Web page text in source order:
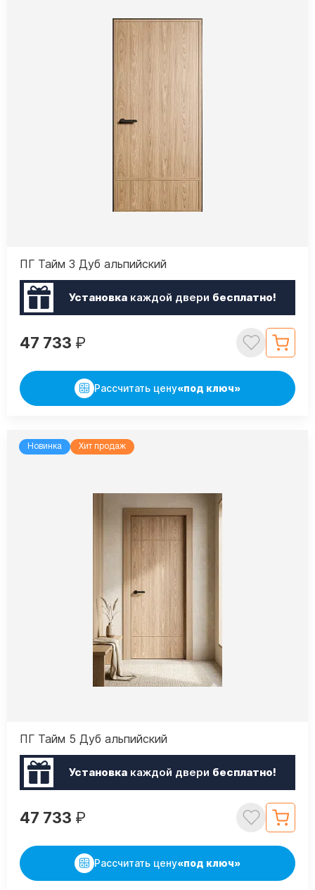
ПГ Тайм 3 Дуб альпийский
Установкакаждой двери бесплатно!
47 733 ₽
Рассчитать цену«под ключ»
Новинка Хит продаж
ПГ Тайм 5 Дуб альпийский
Установкакаждой двери бесплатно!
47 733 ₽
Рассчитать цену«под ключ»